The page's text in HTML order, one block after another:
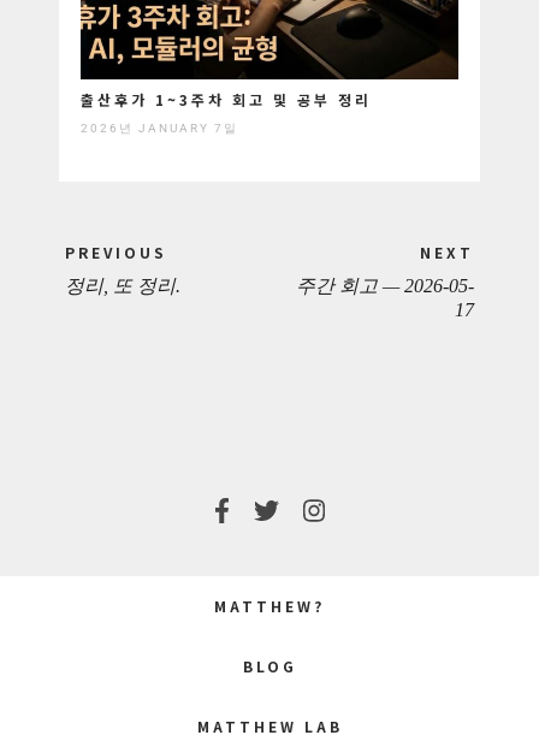
출산후가 1~3주차 회고 및 공부 정리
2026년 JANUARY 7일
navigation
PREVIOUS
PREVIOUS
정리, 또 정리.
NEXT
NEXT
주간 회고 — 2026-05-
17
MATTHEW?
BLOG
MATTHEW LAB